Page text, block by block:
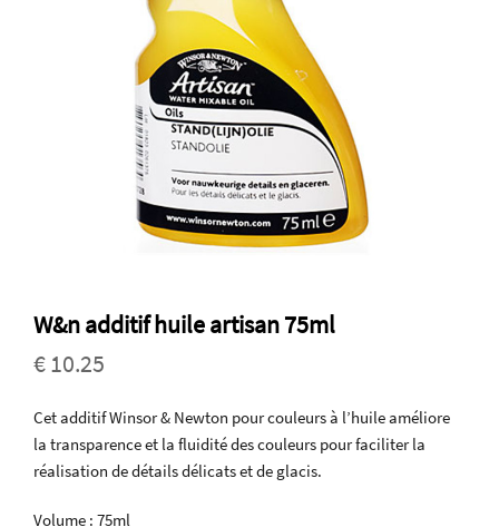
W&n additif huile artisan 75ml
€ 10.25
Cet additif Winsor & Newton pour couleurs à l’huile améliore
la transparence et la fluidité des couleurs pour faciliter la
réalisation de détails délicats et de glacis.
Volume : 75ml